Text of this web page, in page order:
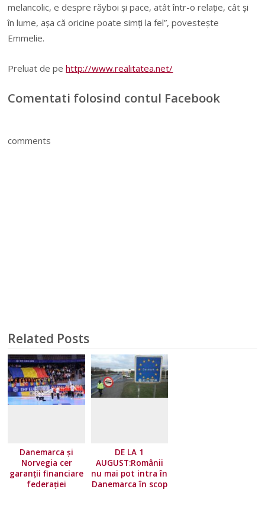
melancolic, e despre răyboi și pace, atât într-o relație, cât și
în lume, așa că oricine poate simți la fel”, povestește
Emmelie.
Preluat de pehttp://www.realitatea.net/
Comentati folosind contul Facebook
comments
Related Posts
Danemarca și
Norvegia cer
garanții financiare
federației
DE LA 1
AUGUST:Românii
nu mai pot intra în
Danemarca în scop